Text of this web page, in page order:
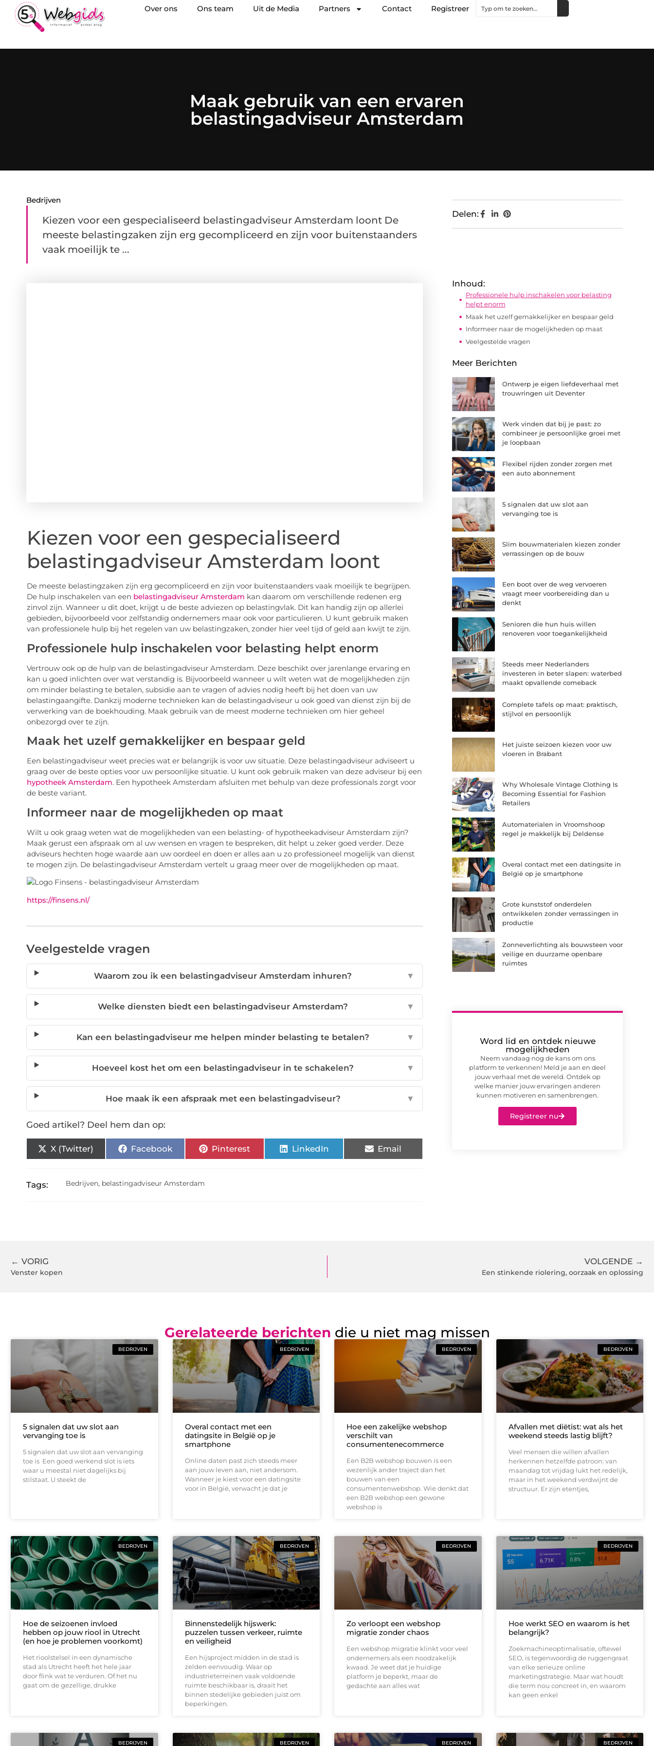
Over ons Ons team Uit de Media Partners Contact Registreer
Maak gebruik van een ervaren
belastingadviseur Amsterdam
Bedrijven
Kiezen voor een gespecialiseerd belastingadviseur Amsterdam loont De
meeste belastingzaken zijn erg gecompliceerd en zijn voor buitenstaanders
vaak moeilijk te ...
Kiezen voor een gespecialiseerd
belastingadviseur Amsterdam loont
De meeste belastingzaken zijn erg gecompliceerd en zijn voor buitenstaanders vaak moeilijk te begrijpen.
De hulp inschakelen van een belastingadviseur Amsterdam kan daarom om verschillende redenen erg
zinvol zijn. Wanneer u dit doet, krijgt u de beste adviezen op belastingvlak. Dit kan handig zijn op allerlei
gebieden, bijvoorbeeld voor zelfstandig ondernemers maar ook voor particulieren. U kunt gebruik maken
van professionele hulp bij het regelen van uw belastingzaken, zonder hier veel tijd of geld aan kwijt te zijn.
Professionele hulp inschakelen voor belasting helpt enorm
Vertrouw ook op de hulp van de belastingadviseur Amsterdam. Deze beschikt over jarenlange ervaring en
kan u goed inlichten over wat verstandig is. Bijvoorbeeld wanneer u wilt weten wat de mogelijkheden zijn
om minder belasting te betalen, subsidie aan te vragen of advies nodig heeft bij het doen van uw
belastingaangifte. Dankzij moderne technieken kan de belastingadviseur u ook goed van dienst zijn bij de
verwerking van de boekhouding. Maak gebruik van de meest moderne technieken om hier geheel
onbezorgd over te zijn.
Maak het uzelf gemakkelijker en bespaar geld
Een belastingadviseur weet precies wat er belangrijk is voor uw situatie. Deze belastingadviseur adviseert u
graag over de beste opties voor uw persoonlijke situatie. U kunt ook gebruik maken van deze adviseur bij een
hypotheek Amsterdam. Een hypotheek Amsterdam afsluiten met behulp van deze professionals zorgt voor
de beste variant.
Informeer naar de mogelijkheden op maat
Wilt u ook graag weten wat de mogelijkheden van een belasting- of hypotheekadviseur Amsterdam zijn?
Maak gerust een afspraak om al uw wensen en vragen te bespreken, dit helpt u zeker goed verder. Deze
adviseurs hechten hoge waarde aan uw oordeel en doen er alles aan u zo professioneel mogelijk van dienst
te mogen zijn. De belastingadviseur Amsterdam vertelt u graag meer over de mogelijkheden op maat.
https://finsens.nl/
Veelgestelde vragen
Waarom zou ik een belastingadviseur Amsterdam inhuren? ▼
Welke diensten biedt een belastingadviseur Amsterdam? ▼
Kan een belastingadviseur me helpen minder belasting te betalen? ▼
Hoeveel kost het om een belastingadviseur in te schakelen? ▼
Hoe maak ik een afspraak met een belastingadviseur? ▼
Goed artikel? Deel hem dan op:
X (Twitter) Facebook Pinterest LinkedIn Email
Tags: Bedrijven, belastingadviseur Amsterdam
Delen:
Inhoud:
Professionele hulp inschakelen voor belasting
helpt enorm
Maak het uzelf gemakkelijker en bespaar geld
Informeer naar de mogelijkheden op maat
Veelgestelde vragen
Meer Berichten
Ontwerp je eigen liefdeverhaal met
trouwringen uit Deventer
Werk vinden dat bij je past: zo
combineer je persoonlijke groei met
je loopbaan
Flexibel rijden zonder zorgen met
een auto abonnement
5 signalen dat uw slot aan
vervanging toe is
Slim bouwmaterialen kiezen zonder
verrassingen op de bouw
Een boot over de weg vervoeren
vraagt meer voorbereiding dan u
denkt
Senioren die hun huis willen
renoveren voor toegankelijkheid
Steeds meer Nederlanders
investeren in beter slapen: waterbed
maakt opvallende comeback
Complete tafels op maat: praktisch,
stijlvol en persoonlijk
Het juiste seizoen kiezen voor uw
vloeren in Brabant
Why Wholesale Vintage Clothing Is
Becoming Essential for Fashion
Retailers
Automaterialen in Vroomshoop
regel je makkelijk bij Deldense
Overal contact met een datingsite in
België op je smartphone
Grote kunststof onderdelen
ontwikkelen zonder verrassingen in
productie
Zonneverlichting als bouwsteen voor
veilige en duurzame openbare
ruimtes
Word lid en ontdek nieuwe
mogelijkheden
Neem vandaag nog de kans om ons
platform te verkennen! Meld je aan en deel
jouw verhaal met de wereld. Ontdek op
welke manier jouw ervaringen anderen
kunnen motiveren en samenbrengen.
Registreer nu
← VORIG
Venster kopen
VOLGENDE →
Een stinkende riolering, oorzaak en oplossing
Gerelateerde berichten die u niet mag missen
BEDRIJVEN
5 signalen dat uw slot aan
vervanging toe is
5 signalen dat uw slot aan vervanging
toe is Een goed werkend slot is iets
waar u meestal niet dagelijks bij
stilstaat. U steekt de
BEDRIJVEN
Overal contact met een
datingsite in België op je
smartphone
Online daten past zich steeds meer
aan jouw leven aan, niet andersom.
Wanneer je kiest voor een datingsite
voor in België, verwacht je dat je
BEDRIJVEN
Hoe een zakelijke webshop
verschilt van
consumentenecommerce
Een B2B webshop bouwen is een
wezenlijk ander traject dan het
bouwen van een
consumentenwebshop. Wie denkt dat
een B2B webshop een gewone
webshop is
BEDRIJVEN
Afvallen met diëtist: wat als het
weekend steeds lastig blijft?
Veel mensen die willen afvallen
herkennen hetzelfde patroon: van
maandag tot vrijdag lukt het redelijk,
maar in het weekend verdwijnt de
structuur. Er zijn etentjes,
BEDRIJVEN
Hoe de seizoenen invloed
hebben op jouw riool in Utrecht
(en hoe je problemen voorkomt)
Het rioolstelsel in een dynamische
stad als Utrecht heeft het hele jaar
door flink wat te verduren. Of het nu
gaat om de gezellige, drukke
BEDRIJVEN
Binnenstedelijk hijswerk:
puzzelen tussen verkeer, ruimte
en veiligheid
Een hijsproject midden in de stad is
zelden eenvoudig. Waar op
industrieterreinen vaak voldoende
ruimte beschikbaar is, draait het
binnen stedelijke gebieden juist om
beperkingen.
BEDRIJVEN
Zo verloopt een webshop
migratie zonder chaos
Een webshop migratie klinkt voor veel
ondernemers als een noodzakelijk
kwaad. Je weet dat je huidige
platform je beperkt, maar de
gedachte aan alles wat
BEDRIJVEN
Hoe werkt SEO en waarom is het
belangrijk?
Zoekmachineoptimalisatie, oftewel
SEO, is tegenwoordig de ruggengraat
van elke serieuze online
marketingstrategie. Maar wat houdt
die term nou concreet in, en waarom
kan geen enkel
BEDRIJVEN BEDRIJVEN BEDRIJVEN BEDRIJVEN